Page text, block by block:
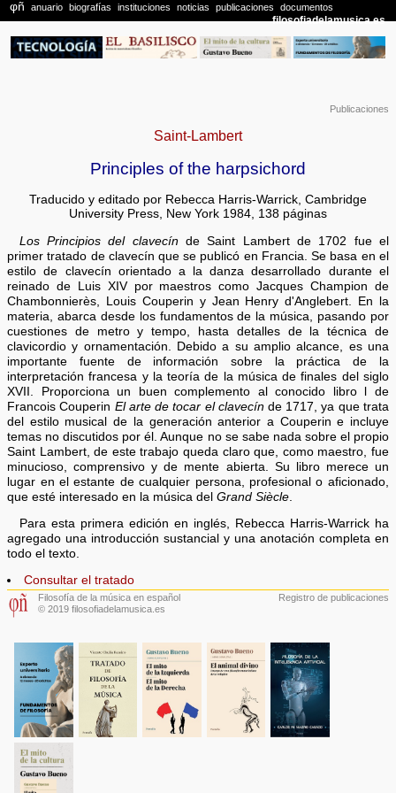
Publicaciones
Saint-Lambert
Principles of the harpsichord
Traducido y editado por Rebecca Harris-Warrick, Cambridge
University Press, New York 1984, 138 páginas
Los Principios del clavecínde Saint Lambert de 1702 fue el
primer tratado de clavecín que se publicó en Francia. Se basa en el
estilo de clavecín orientado a la danza desarrollado durante el
reinado de Luis XIV por maestros como Jacques Champion de
Chambonnierès, Louis Couperin y Jean Henry d'Anglebert. En la
materia, abarca desde los fundamentos de la música, pasando por
cuestiones de metro y tempo, hasta detalles de la técnica de
clavicordio y ornamentación. Debido a su amplio alcance, es una
importante fuente de información sobre la práctica de la
interpretación francesa y la teoría de la música de finales del siglo
XVII. Proporciona un buen complemento al conocido libro l de
Francois Couperin El arte de tocar el clavecínde 1717, ya que trata
del estilo musical de la generación anterior a Couperin e incluye
temas no discutidos por él. Aunque no se sabe nada sobre el propio
Saint Lambert, de este trabajo queda claro que, como maestro, fue
minucioso, comprensivo y de mente abierta. Su libro merece un
lugar en el estante de cualquier persona, profesional o aficionado,
que esté interesado en la música delGrand Siècle
Para esta primera edición en inglés, Rebecca Harris-Warrick ha
agregado una introducción sustancial y una anotación completa en
todo el texto.
Consultar el tratado
Filosofía de la música en español
© 2019 filosofiadelamusica.es
Registro de publicaciones